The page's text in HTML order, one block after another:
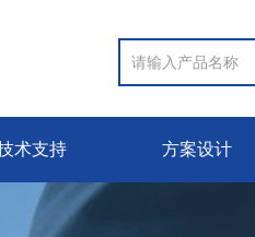
术支持 方案设计